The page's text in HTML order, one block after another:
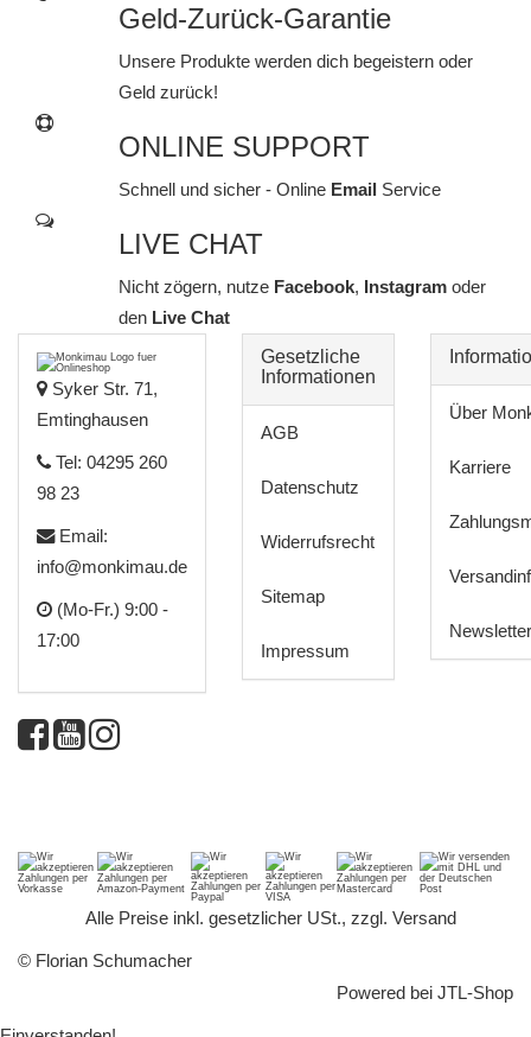
Geld-Zurück-Garantie
Unsere Produkte werden dich begeistern oder
Geld zurück!
ONLINE SUPPORT
Schnell und sicher - Online Email Service
LIVE CHAT
Nicht zögern, nutze Facebook, Instagram oder
denLive Chat
Syker Str. 71,
Emtinghausen
Tel: 04295 260
98 23
Email:
info@monkimau.de
(Mo-Fr.) 9:00 -
17:00
Gesetzliche
Informationen
AGB
Datenschutz
Widerrufsrecht
Sitemap
Impressum
Über
Karriere
Newsletter
Alle Preise inkl. gesetzlicher USt., zzgl. Versand
© Florian Schumacher
Powered bei JTL-Shop